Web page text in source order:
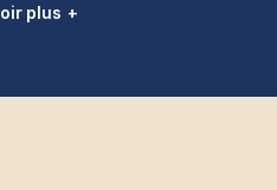
plus